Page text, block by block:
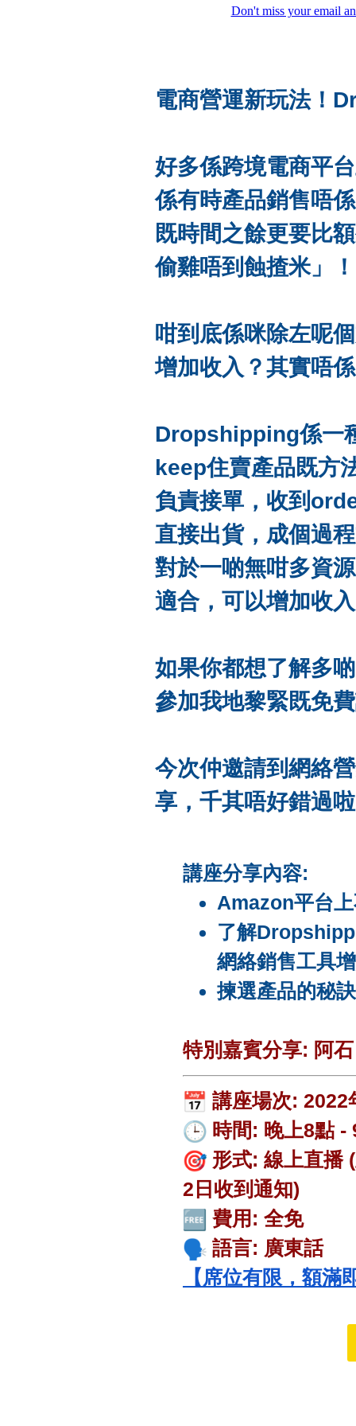
Don't miss your email
電商營運新玩法！
好多係跨境電商平
係有時產品銷售唔
既時間之餘更要比
偷雞唔到蝕揸米」！
咁到底係咪除左呢
增加收入？其實唔
Dropshipping係一
keep住賣產品既方
負責接單， 收到
直接出貨， 成個過
對於一啲無咁多資
適合， 可以增加收
如果你都想了解多
參加我地黎緊既免費
今次仲邀請到網絡
享 ，千其唔好錯過
講座分享內容:
Amazon平台
了解
網絡銷售工具
揀選產品的秘訣
特別嘉賓分享: 阿
講座場次: 2022
時間: 晚上8點 -
形式: 線上直播
2日收到通知)
費用: 全免
語言: 廣東話
【席位有限，額滿